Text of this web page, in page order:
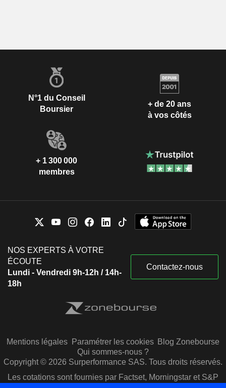
N°1 du Conseil
Boursier
+ de 20 ans
à vos côtés
+ 1 300 000
membres
NOS EXPERTS À VOTRE
ÉCOUTE
Lundi - Vendredi 9h-12h / 14h-
18h
Contactez-nous
Mentions légales Paramétrer les cookies Blog Zonebourse
Qui sommes-nous ?
Copyright © 2026 Surperformance SAS. Tous droits réservés.
Les cotations sont fournies par Factset, Morningstar et S&P